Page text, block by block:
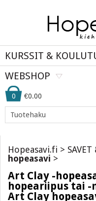
KURSSIT &
WEBSHOP
0 €0.00
Hopeasavi.fi > SAVET
hopeasavi >
Art Clay -
hopeariipus tai -
Art Clay